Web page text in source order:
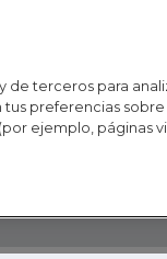
de terceros para
preferencias
ejemplo, páginas